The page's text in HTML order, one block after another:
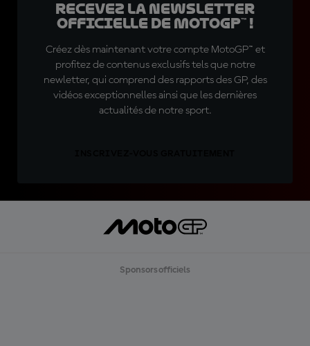
Recevez la Newsletter
officielle de MotoGP™ !
Créez dès maintenant votre compte MotoGP™ et
profitez de contenus exclusifs tels que notre
newletter, qui comprend des rapports des GP, des
vidéos exceptionnelles ainsi que les dernières
actualités de notre sport.
Sponsors officiels